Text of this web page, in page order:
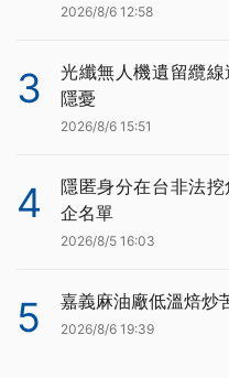
2026/8/6 12:58
3
光纖無人機遺留纜
隱憂
2026/8/6 15:51
4
隱匿身分在台非法
企名單
2026/8/5 16:03
5 嘉義麻油廠低溫焙炒
2026/8/6 19:39